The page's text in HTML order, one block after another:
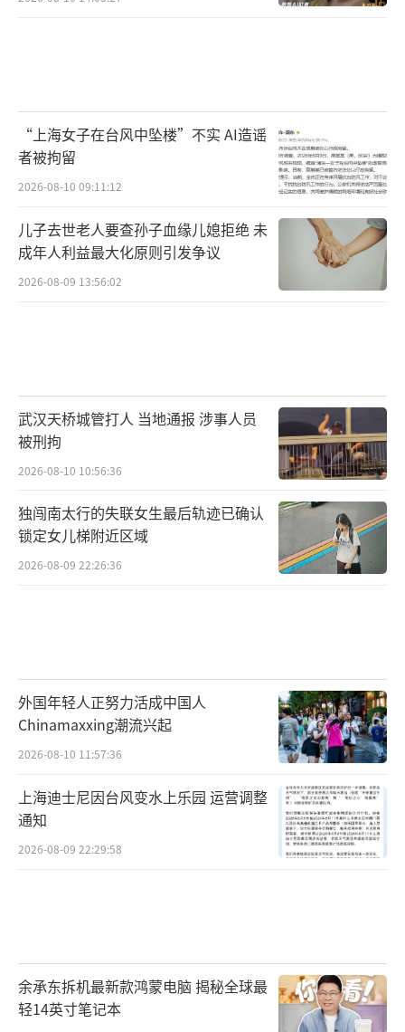
“上海女子在台风中坠楼”不实 AI造谣
者被拘留
2026-08-10 09:11:12
儿子去世老人要查孙子血缘儿媳拒绝 未
成年人利益最大化原则引发争议
2026-08-09 13:56:02
武汉天桥城管打人 当地通报 涉事人员
被刑拘
2026-08-10 10:56:36
独闯南太行的失联女生最后轨迹已确认
锁定女儿梯附近区域
2026-08-09 22:26:36
外国年轻人正努力活成中国人
Chinamaxxing潮流兴起
2026-08-10 11:57:36
上海迪士尼因台风变水上乐园 运营调整
通知
2026-08-09 22:29:58
余承东拆机最新款鸿蒙电脑 揭秘全球最
轻14英寸笔记本